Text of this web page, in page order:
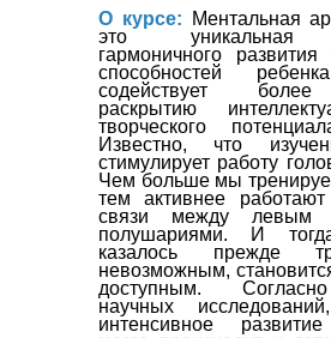
О курсе:
Ментальная
это уникальная
гармоничного развития
способностей
содействует
раскрытию
творческого
Известно, что
стимулирует работу
Чем больше мы
тем активнее
связи между левым
полушариями. И
казалось прежде
невозможным,
доступным.
научных
интенсивное